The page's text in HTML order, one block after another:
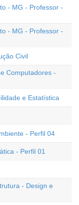
- MG - Professor -
- MG - Professor -
Civil
Computadores -
e Estatística
- Perfil 04
- Perfil 01
- Design e